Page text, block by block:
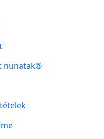
nunatak®